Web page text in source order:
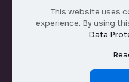
This website uses
experience. By using
Data